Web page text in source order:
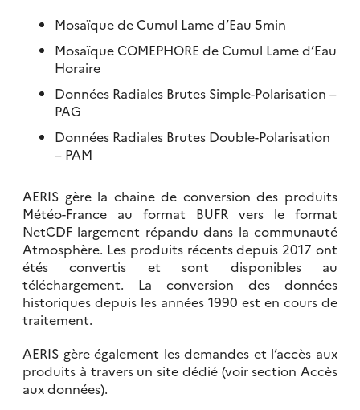
Mosaïque de Cumul Lame d’Eau 5min
Mosaïque COMEPHORE de Cumul Lame d’Eau
Horaire
Données Radiales Brutes Simple-Polarisation –
PAG
Données Radiales Brutes Double-Polarisation
– PAM
AERIS gère la chaine de conversion des produits
Météo-France au format BUFR vers le format
NetCDF largement répandu dans la communauté
Atmosphère. Les produits récents depuis 2017 ont
étés convertis et sont disponibles au
téléchargement. La conversion des données
historiques depuis les années 1990 est en cours de
traitement.
AERIS gère également les demandes et l’accès aux
produits à travers un site dédié (voir section Accès
aux données).